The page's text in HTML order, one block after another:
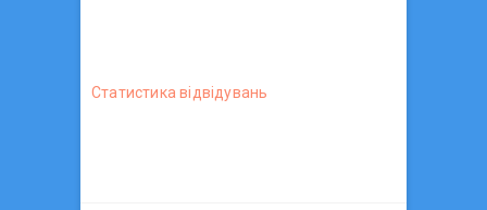
Статистика вiдвiдувань